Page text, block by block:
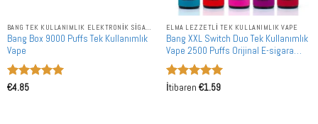
BANG TEK KULLANIMLIK ELEKTRONIK SIGARALAR
Bang Box 9000 Puffs Tek Kullanımlık
Vape
5 üzerinden
€4.85
ELMA LEZZETLI TEK KULLANIMLIK VAPE
Bang XXL Switch Duo Tek Kullanımlık
Vape 2500 Puffs Orijinal E-sigara
Toplu Alım
5 üzerinden
İtibaren €1.59